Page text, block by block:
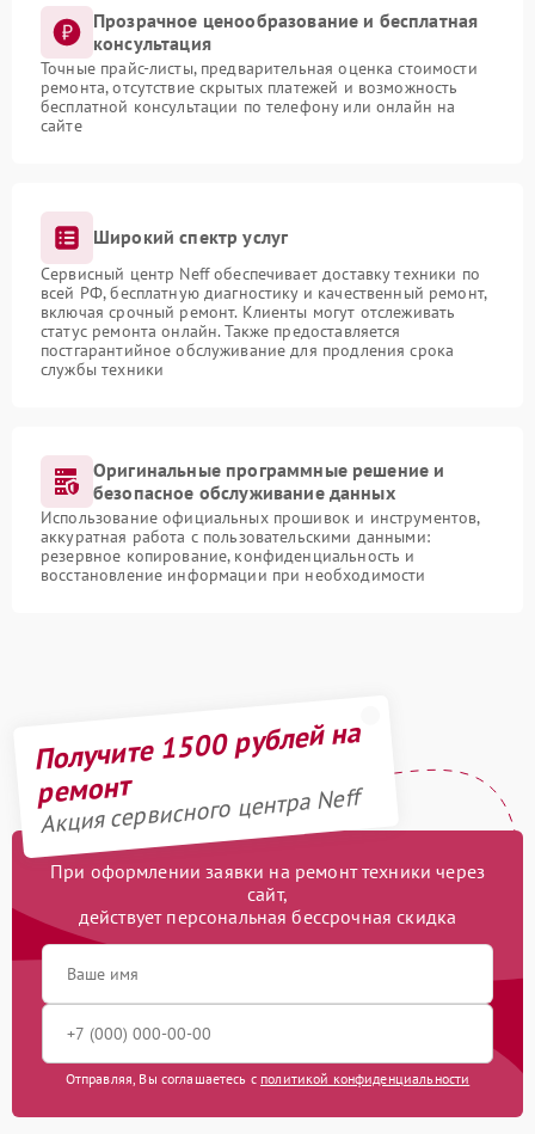
Прозрачное ценообразование и бесплатная
консультация
Точные прайс-листы, предварительная оценка стоимости
ремонта, отсутствие скрытых платежей и возможность
бесплатной консультации по телефону или онлайн на
сайте
Широкий спектр услуг
Сервисный центр Neff обеспечивает доставку техники по
всей РФ, бесплатную диагностику и качественный ремонт,
включая срочный ремонт. Клиенты могут отслеживать
статус ремонта онлайн. Также предоставляется
постгарантийное обслуживание для продления срока
службы техники
Оригинальные программные решение и
безопасное обслуживание данных
Использование официальных прошивок и инструментов,
аккуратная работа с пользовательскими данными:
резервное копирование, конфиденциальность и
восстановление информации при необходимости
Получите 1500 рублей на
ремонт
Акция сервисного центра Neff
При оформлении заявки на ремонт техники через
сайт,
действует персональная бессрочная скидка
Отправляя, Вы соглашаетесь с политикой конфиденциальности